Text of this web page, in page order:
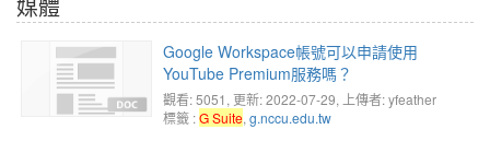
Google Workspace帳號可以申請使用
YouTube Premium服務嗎？
觀看: 5051 , 更新: 2022-07-29, 上傳者: yfeather
標籤 :G Suite, g.nccu.edu.tw